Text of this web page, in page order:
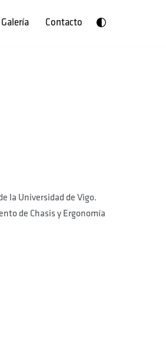
Galería Contacto
la Universidad de Vigo.
de Chasis y Ergonomía